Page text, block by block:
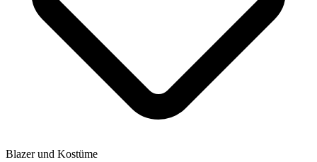
Blazer und Kostüme